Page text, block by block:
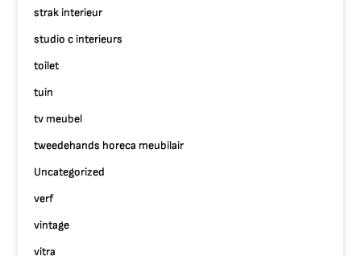
strak interieur
studio c interieurs
toilet
tuin
tv meubel
tweedehands horeca meubilair
Uncategorized
verf
vintage
vitra